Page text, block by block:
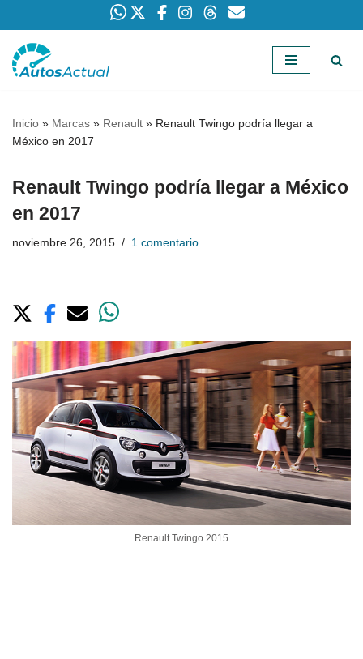
Saltar
Inicio » Marcas » Renault » Renault Twingo podría llegar a
México en 2017
Renault Twingo podría llegar a México
en 2017
noviembre 26, 2015 1 comentario
Renault Twingo 2015